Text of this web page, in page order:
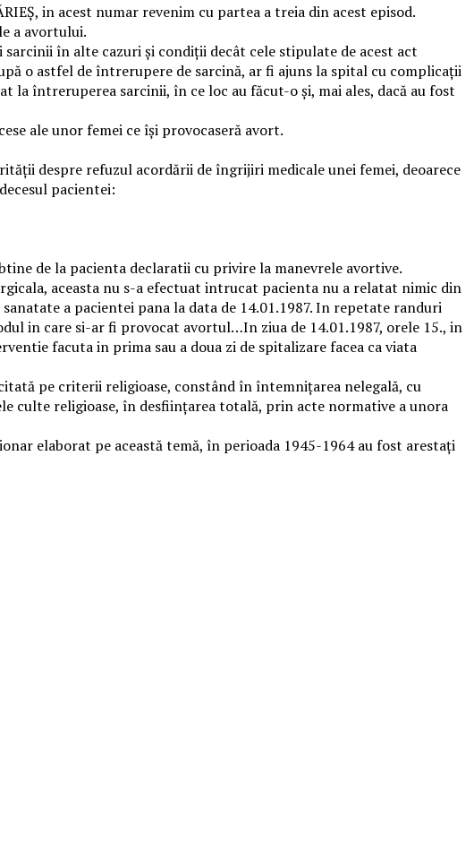
in acest numar revenim cu partea a treia din acest episod.
a avortului.
în alte cazuri și condiții decât cele stipulate de acest act
o astfel de întrerupere de sarcină, ar fi ajuns la spital cu complicații
la întreruperea sarcinii, în ce loc au făcut-o și, mai ales, dacă au fost
ale unor femei ce își provocaseră avort.
despre refuzul acordării de îngrijiri medicale unei femei, deoarece
pacientei:
de la pacienta declaratii cu privire la manevrele avortive.
aceasta nu s-a efectuat intrucat pacienta nu a relatat nimic din
a pacientei pana la data de 14.01.1987. In repetate randuri
in care si-ar fi provocat avortul…In ziua de 14.01.1987, orele 15., in
facuta in prima sau a doua zi de spitalizare facea ca viata
pe criterii religioase, constând în întemnițarea nelegală, cu
culte religioase, în desființarea totală, prin acte normative a unora
elaborat pe această temă, în perioada 1945-1964 au fost arestați